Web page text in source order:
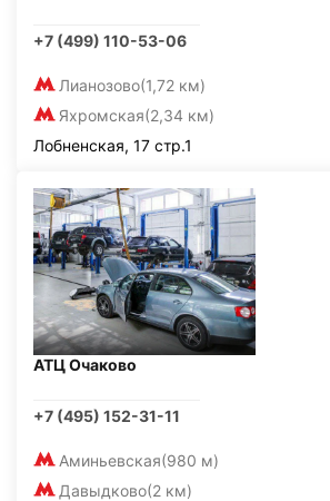
+7 (499) 110-53-06
Лианозово(1,72 км)
Яхромская(2,34 км)
Лобненская, 17 стр.1
АТЦ Очаково
+7 (495) 152-31-11
Аминьевская(980 м)
Давыдково(2 км)